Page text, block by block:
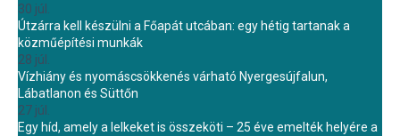
30 júl.
Útzárra kell készülni a Főapát utcában: egy hétig tartanak a
közműépítési munkák
28 júl.
Vízhiány és nyomáscsökkenés várható Nyergesújfalun,
Lábatlanon és Süttőn
27 júl.
Egy híd, amely a lelkeket is összeköti – 25 éve emelték helyére a